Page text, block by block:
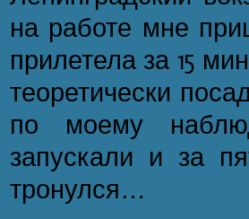
на работе мне
прилетела за 15
теоретически
по моему
запускали и за
тронулся…